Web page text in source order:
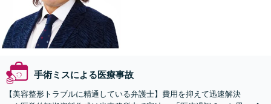
手術ミスによる医療事故
【美容整形トラブルに精通している弁護士】費用を抑えて迅速解決